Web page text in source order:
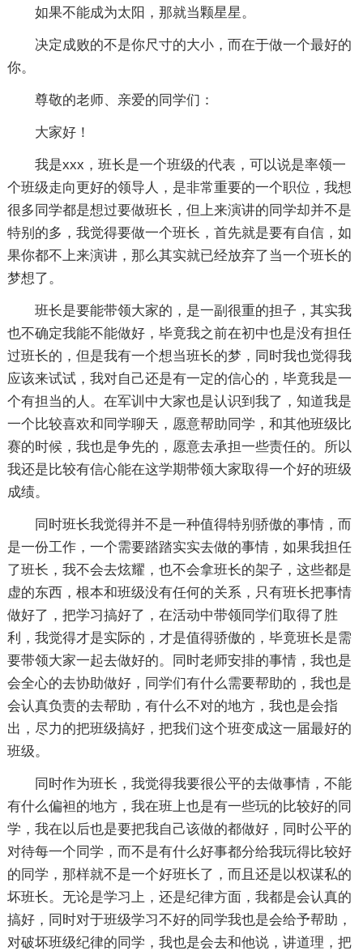
如果不能成为太阳，那就当颗星星。
决定成败的不是你尺寸的大小，而在于做一个最好的
你。
尊敬的老师、亲爱的同学们：
大家好！
我是xxx，班长是一个班级的代表，可以说是率领一
个班级走向更好的领导人，是非常重要的一个职位，我想
很多同学都是想过要做班长，但上来演讲的同学却并不是
特别的多，我觉得要做一个班长，首先就是要有自信，如
果你都不上来演讲，那么其实就已经放弃了当一个班长的
梦想了。
班长是要能带领大家的，是一副很重的担子，其实我
也不确定我能不能做好，毕竟我之前在初中也是没有担任
过班长的，但是我有一个想当班长的梦，同时我也觉得我
应该来试试，我对自己还是有一定的信心的，毕竟我是一
个有担当的人。在军训中大家也是认识到我了，知道我是
一个比较喜欢和同学聊天，愿意帮助同学，和其他班级比
赛的时候，我也是争先的，愿意去承担一些责任的。所以
我还是比较有信心能在这学期带领大家取得一个好的班级
成绩。
同时班长我觉得并不是一种值得特别骄傲的事情，而
是一份工作，一个需要踏踏实实去做的事情，如果我担任
了班长，我不会去炫耀，也不会拿班长的架子，这些都是
虚的东西，根本和班级没有任何的关系，只有班长把事情
做好了，把学习搞好了，在活动中带领同学们取得了胜
利，我觉得才是实际的，才是值得骄傲的，毕竟班长是需
要带领大家一起去做好的。同时老师安排的事情，我也是
会全心的去协助做好，同学们有什么需要帮助的，我也是
会认真负责的去帮助，有什么不对的地方，我也是会指
出，尽力的把班级搞好，把我们这个班变成这一届最好的
班级。
同时作为班长，我觉得我要很公平的去做事情，不能
有什么偏袒的地方，我在班上也是有一些玩的比较好的同
学，我在以后也是要把我自己该做的都做好，同时公平的
对待每一个同学，而不是有什么好事都分给我玩得比较好
的同学，那样就不是一个好班长了，而且还是以权谋私的
坏班长。无论是学习上，还是纪律方面，我都是会认真的
搞好，同时对于班级学习不好的同学我也是会给予帮助，
对破坏班级纪律的同学，我也是会去和他说，讲道理，把